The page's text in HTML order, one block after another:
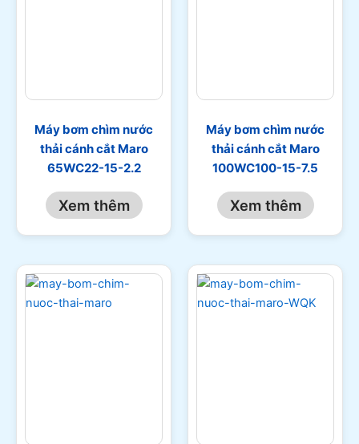
Máy bơm chìm nước
thải cánh cắt Maro
65WC22-15-2.2
Xem thêm
Máy bơm chìm nước
thải cánh cắt Maro
100WC100-15-7.5
Xem thêm